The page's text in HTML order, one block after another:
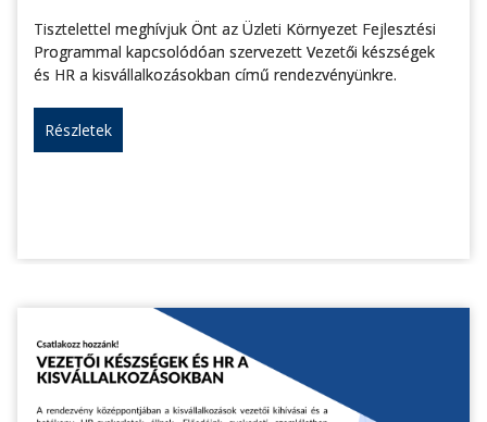
Tisztelettel meghívjuk Önt az Üzleti Környezet Fejlesztési
Programmal kapcsolódóan szervezett Vezetői készségek
és HR a kisvállalkozásokban című rendezvényünkre.
Részletek